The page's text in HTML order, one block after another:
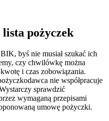
pożyczek
byś nie musiał szukać ich
czy chwilówkę można
i czas zobowiązania.
nie współpracuje
sprawdzić
wymaganą przepisami
umowę pożyczki.